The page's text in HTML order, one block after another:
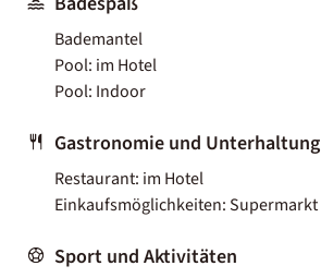
Bademantel
Pool: im Hotel
Pool: Indoor
Gastronomie und Unterhaltung
Restaurant: im Hotel
Einkaufsmöglichkeiten: Supermarkt
Sport und Aktivitäten